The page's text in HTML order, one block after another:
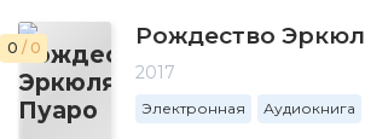
0 / 0 Рождество
2017
Электронная Аудиокнига